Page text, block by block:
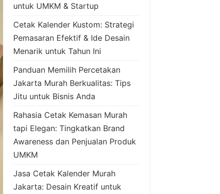
untuk UMKM & Startup
Cetak Kalender Kustom: Strategi
Pemasaran Efektif & Ide Desain
Menarik untuk Tahun Ini
Panduan Memilih Percetakan
Jakarta Murah Berkualitas: Tips
Jitu untuk Bisnis Anda
Rahasia Cetak Kemasan Murah
tapi Elegan: Tingkatkan Brand
Awareness dan Penjualan Produk
UMKM
Jasa Cetak Kalender Murah
Jakarta: Desain Kreatif untuk